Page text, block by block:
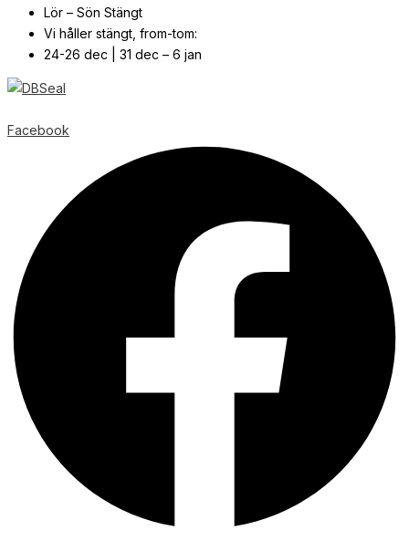
Lör – Sön Stängt
Vi håller stängt, from-tom:
24-26 dec | 31 dec – 6 jan
Facebook